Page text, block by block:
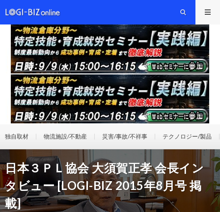
独自取材 物流施設/不動産 災害/事故/不祥事 テクノロジー/製品
日本３ＰＬ協会 大須賀正孝 会長イン
タビュー [LOGI-BIZ 2015年8月号 掲
載]